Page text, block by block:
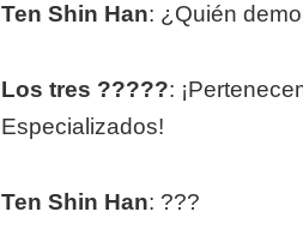
Ten Shin Han: ¿Quién
Los tres ?????:
Especializados!
Ten Shin Han: ???